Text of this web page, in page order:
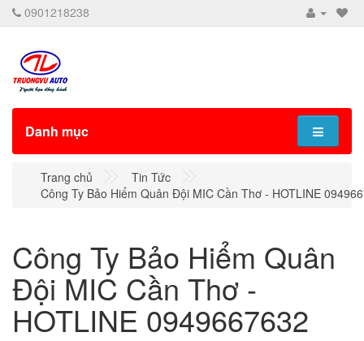
0901218238
Danh mục
Trang chủ
Tin Tức
Công Ty Bảo Hiểm Quân Đội MIC Cần Thơ - HOTLINE
Công Ty Bảo Hiểm Quân
Đội MIC Cần Thơ -
HOTLINE 0949667632